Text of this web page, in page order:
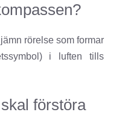
rörelse som formar
i luften tills
förstöra